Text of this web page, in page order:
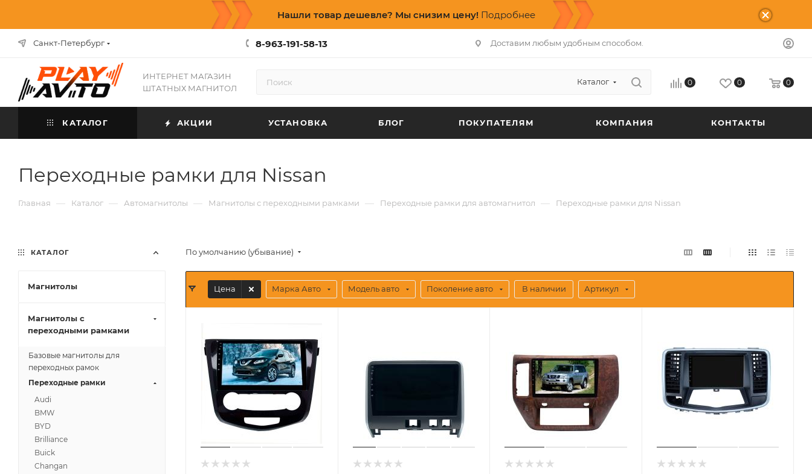
Нашли товар дешевле? Мы снизим цену! Подробнее
Санкт-Петербург 8-963-191-58-13 Доставим любым удобным способом.
ИНТЕРНЕТ МАГАЗИН
ШТАТНЫХ МАГНИТОЛ
Каталог 0 0 0
КАТАЛОГ АКЦИИ УСТАНОВКА БЛОГ ПОКУПАТЕЛЯМ КОМПАНИЯ КОНТАКТЫ
Переходные рамки для Nissan
Главная — Каталог — Автомагнитолы — Магнитолы с переходными рамками — Переходные рамки для автомагнитол — Переходные рамки для Nissan
По умолчанию (убывание)
Цена Марка Авто Модель авто Поколение авто В наличии Артикул
КАТАЛОГ
Магнитолы
Магнитолы с
переходными рамками
Базовые магнитолы для
переходных рамок
Переходные рамки
Audi
BMW
BYD
Brilliance
Buick
Changan